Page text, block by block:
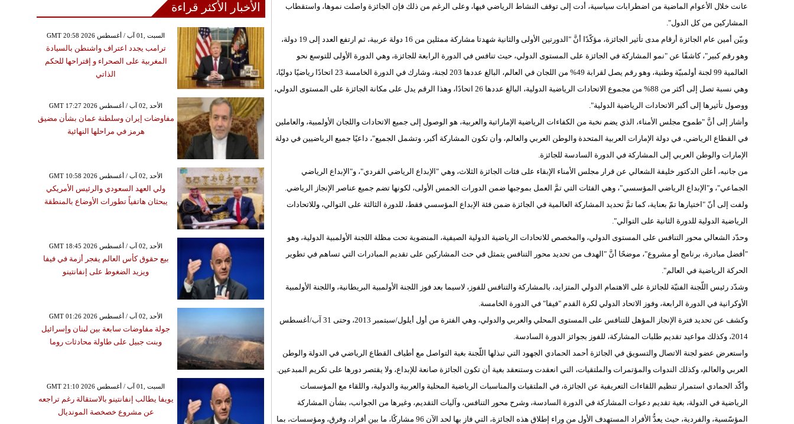
عانت خلال الأعوام الماضية من اضطرابات سياسية، أدت إلى توقف النشاط الرياضي فيها، وعلى الرغم من ذلك فإن الجائزة واصلت نموها، واستقطاب
المشاركين من كل الدول".
وبيّن أمين عام الجائزة أرقام مدى تأثير الجائزة، مؤكّدًا أنَّ "الدورتين الأولى والثانية شهدتا مشاركة ممثلين من 16 دولة عربية، ثم ارتفع العدد إلى 19 دولة،
وهو رقم كبير"، كاشفًا عن "نمو المشاركة في الجائزة على المستوى الدولي، حيث تنافس في الدورة الرابعة للجائزة، وهي الدورة الأولى للتوسع نحو
العالمية 99 لجنة أولمبيّة وطنية، وهو رقم يصل لقرابة 49% من اللجان في العالم، البالغ عددها 203 لجنة، وشارك في الدورة الخامسة 23 اتحادًا رياضيًا دوليًا،
وهي نسبة تصل إلى أكثر من 88% من مجموع الاتحادات الرياضية الدولية، البالغ عددها 26 اتحادًا، وهذا الرقم يدل على مكانة الجائزة على المستوى الدولي،
ووصول تأثيرها إلى أكبر الاتحادات الرياضية الدولية".
وأشار إلى أنَّ "طموح مجلس الأمناء، الذي يضم نخبة من الكفاءات الرياضية الإماراتية والعربية، هو الوصول إلى جميع الاتحادات واللجان الأولمبية، والعاملين
في القطاع الرياضي، في دولة الإمارات العربية المتحدة والوطن العربي والعالم، وأن تكون المشاركة أكبر، وتشمل الجميع"، داعيًا جميع الرياضيين في دولة
الإمارات والوطن العربي إلى المشاركة في الدورة السادسة للجائزة.
من جانبه، أعلن الدكتور خليفة الشعالي عن قرار مجلس الأمناء الإبقاء على فئات الجائزة الثلاث، وهي "الإبداع الرياضي الفردي"، و"الإبداع الرياضي
الجماعي"، و"الإبداع الرياضي المؤسسي"، وهي الفئات التي تمَّ العمل بموجبها ضمن الدورات الخمس الأولى، لكونها تضم جميع عناصر الإنجاز الرياضي.
ولفت إلى أنّ "اختيارها تمّ بعناية، كما تمَّ تحديد المشاركة العالمية في الجائزة ضمن فئة الإبداع المؤسسي فقط، للدورة الثالثة على التوالي، وللاتحادات
الرياضية الدولية للدورة الثانية على التوالي".
وحدّد الشعالي محور التنافس على المستوى الدولي، والمخصص للاتحادات الرياضية الدولية الصيفية، المنضوية تحت مظلة اللجنة الأولمبية الدولية، وهو
"أفضل مبادرة، برنامج أو مشروع"، موضحًا أنَّ "الهدف من تحديد محور التنافس يتمثل في حث المشاركين على تقديم المبادرات التي تساهم في تطوير
الحركة الرياضية في العالم".
وشدّد رئيس اللّجنة الفنيّة للجائزة على الاهتمام الدولي المتزايد، بالمشاركة والتنافس للفوز، لاسيما بعد فوز اللجنة الأولمبية البريطانية، واللجنة الأولمبية
الأوكرانية في الدورة الرابعة، وفوز الاتحاد الدولي لكرة القدم "فيفا" في الدورة الخامسة.
وكشف عن تحديد فترة الإنجاز المؤهل للتنافس على المستوى المحلي والعربي والدولي، وهي الفترة من أول أيلول/سبتمبر 2013، وحتى 31 آب/أغسطس
2014، وكذلك مواعيد تقديم طلبات المشاركة، للفوز بجوائز الدورة السادسة.
واستعرض عضو لجنة الاتصال والتسويق في الجائزة أحمد الحمادي الجهود التي تبذلها اللّجنة بغية التواصل مع أطياف القطاع الرياضي في الدولة والوطن
العربي والعالم، وكذلك الندوات والمؤتمرات والملتقيات، التي انعقدت وستنعقد بغية أن تكون الجائزة صانعة للإبداع، ولا يقتصر دورها على تكريم المبدعين.
وأكّد الحمادي استمرار تنظيم اللقاءات التعريفية عن الجائزة، في الملتقيات والمناسبات الرياضية المحلية والعربية والدولية، واللقاء مع المؤسسات
الرياضية في الدولة، بغية تقديم دعوات المشاركة في الدورة السادسة، وشرح محور التنافس، وآليات التقديم، وغيرها من الجوانب، بشأن المشاركة
المؤسّسية، والفردية، حيث يعدُّ الأفراد المستهدف الأول من وراء إطلاق هذه الجائزة، التي فاز بها لحد الآن 96 مشاركًا، ما بين أفراد، وفرق، ومؤسسات، بما
الأخبار الأكثر قراءة
GMT 20:58 2026 السبت ,01 آب / أغسطس
ترامب يجدد اعتراف واشنطن بالسيادة
المغربية على الصحراء و إقتراحها للحكم
الذاتي
GMT 17:27 2026 الأحد ,02 آب / أغسطس
مفاوضات إيران وسلطنة عمان بشأن مضيق
هرمز في مراحلها النهائية
GMT 10:58 2026 الأحد ,02 آب / أغسطس
ولي العهد السعودي والرئيس الأمريكي
يبحثان هاتفياً تطورات الأوضاع بالمنطقة
GMT 18:45 2026 الأحد ,02 آب / أغسطس
بيع حقوق كأس العالم يفجر أزمة في فيفا
ويزيد الضغوط على إنفانتينو
GMT 01:26 2026 الأحد ,02 آب / أغسطس
جولة مفاوضات سابعة بين لبنان وإسرائيل
وبنت جبيل على طاولة محادثات روما
GMT 21:10 2026 السبت ,01 آب / أغسطس
يويفا يطالب إنفانتينو بالاستقالة رغم تراجعه
عن مشروع خصخصة المونديال